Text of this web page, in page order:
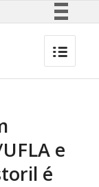
e
é